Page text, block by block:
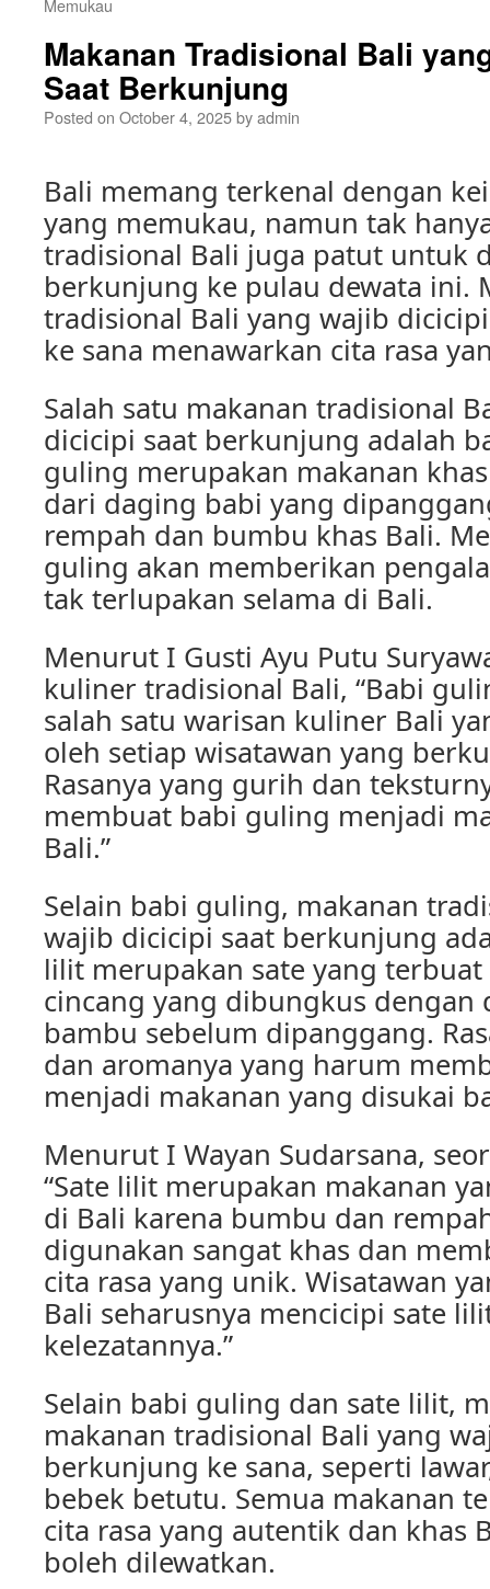
Memukau
Makanan Tradisional Bali
Saat Berkunjung
Posted on October 4, 2025byadmin
Bali memang terkenal dengan
yang memukau, namun tak
tradisional Bali juga patut untuk
berkunjung ke pulau dewata ini.
tradisional Bali yang wajib
ke sana menawarkan cita rasa
Salah satu makanan tradisional
dicicipi saat berkunjung adalah
guling merupakan makanan
dari daging babi yang
rempah dan bumbu khas Bali.
guling akan memberikan
tak terlupakan selama di Bali.
Menurut I Gusti Ayu Putu
kuliner tradisional Bali, “Babi
salah satu warisan kuliner Bali
oleh setiap wisatawan yang
Rasanya yang gurih dan
membuat babi guling menjadi
Bali.”
Selain babi guling, makanan
wajib dicicipi saat berkunjung
lilit merupakan sate yang
cincang yang dibungkus dengan
bambu sebelum dipanggang.
dan aromanya yang harum
menjadi makanan yang disukai
Menurut I Wayan Sudarsana,
“Sate lilit merupakan makanan
di Bali karena bumbu dan
digunakan sangat khas dan
cita rasa yang unik. Wisatawan
Bali seharusnya mencicipi sate
kelezatannya.”
Selain babi guling dan sate lilit,
makanan tradisional Bali yang
berkunjung ke sana, seperti
bebek betutu. Semua makanan
cita rasa yang autentik dan khas
boleh dilewatkan.